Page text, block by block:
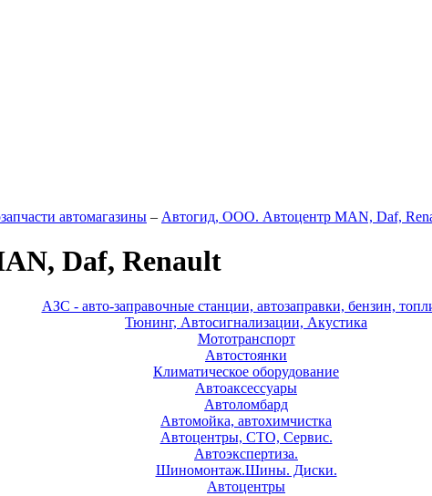
автомагазины – Автогид, ООО. Автоцентр MAN, Daf,
Daf, Renault
АЗС - авто-заправочные станции, автозаправки, бензин,
Тюнинг, Автосигнализации, Акустика
Мототранспорт
Автостоянки
Климатическое оборудование
Автоаксессуары
Автоломбард
Автомойка, автохимчистка
Автоцентры, СТО, Сервис.
Автоэкспертиза.
Шиномонтаж.Шины. Диски.
Автоцентры